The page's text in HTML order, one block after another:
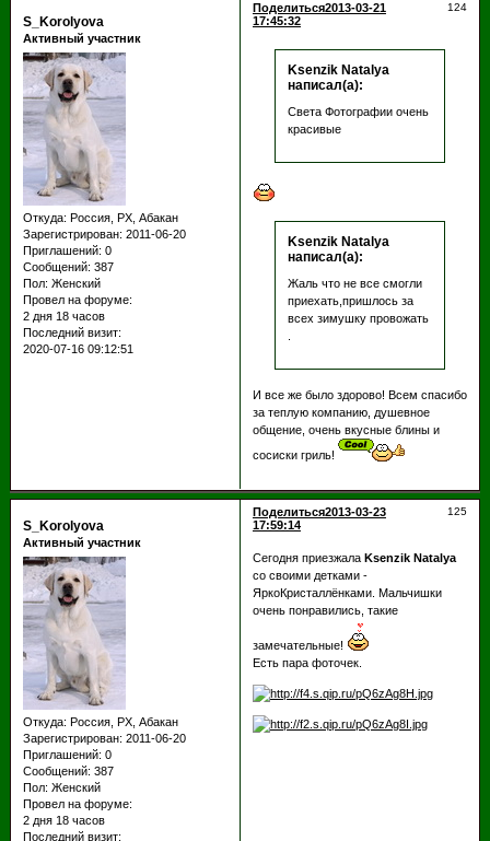
Поделиться 124
2013-03-21
17:45:32
S_Korolyova
Активный участник
Откуда: Россия, РХ, Абакан
Зарегистрирован: 2011-06-20
Приглашений: 0
Сообщений: 387
Пол: Женский
Провел на форуме:
2 дня 18 часов
Последний визит:
2020-07-16 09:12:51
Ksenzik Natalya
написал(а):
Света Фотографии очень
красивые
Ksenzik Natalya
написал(а):
Жаль что не все смогли
приехать,пришлось за
всех зимушку провожать
И все же было здорово! Всем спасибо
за теплую компанию, душевное
общение, очень вкусные блины и
сосиски гриль!
Поделиться 125
2013-03-23
17:59:14
S_Korolyova
Активный участник
Откуда: Россия, РХ, Абакан
Зарегистрирован: 2011-06-20
Приглашений: 0
Сообщений: 387
Пол: Женский
Провел на форуме:
2 дня 18 часов
Последний визит:
Сегодня приезжала Ksenzik Natalya
со своими детками -
ЯркоКристаллёнками. Мальчишки
очень понравились, такие
замечательные!
Есть пара фоточек.